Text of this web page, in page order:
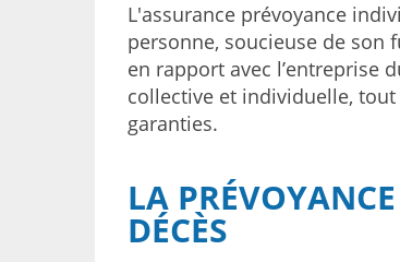
L'assurance prévoyance
personne, soucieuse de son
en rapport avec l’entreprise
collective et individuelle,
garanties.
LA
DÉCÈS